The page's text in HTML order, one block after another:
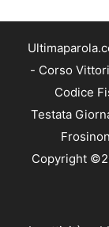
- Corso
Codice
Testata
Copyright